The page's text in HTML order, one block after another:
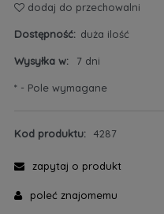
dodaj do przechowalni
Dostępność: duża ilość
Wysyłka w: 7 dni
* - Pole wymagane
Kod produktu: 4287
zapytaj o produkt
poleć znajomemu